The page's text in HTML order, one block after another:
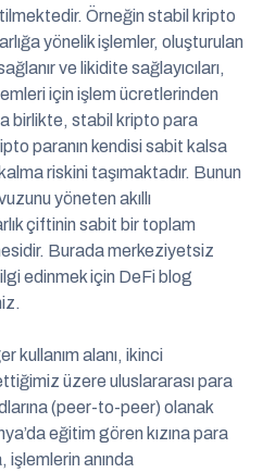
Örneğin stabil kripto
yönelik işlemler, oluşturulan
ve likidite sağlayıcıları,
için işlem ücretlerinden
birlikte, stabil kripto para
paranın kendisi sabit kalsa
riskini taşımaktadır. Bunun
yöneten akıllı
çiftinin sabit bir toplam
Burada merkeziyetsiz
edinmek için DeFi blog
kullanım alanı, ikinci
üzere uluslararası para
(peer-to-peer) olanak
eğitim gören kızına para
anında